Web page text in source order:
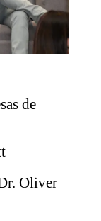
de
Oliver